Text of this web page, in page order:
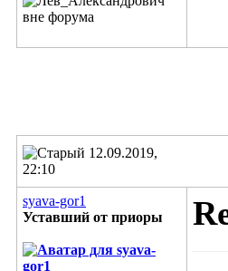
12.09.2019,
22:10
syava-gor1
Уставший от приоры